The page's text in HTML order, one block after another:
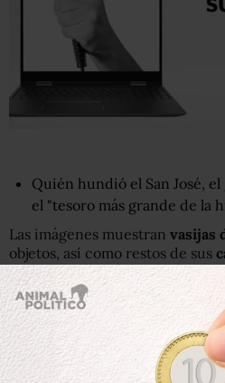
Quién hundió el San José,
el "tesoro más grande de la
Las imágenes muestran vasijas
objetos, así como restos de sus
¿Pero cómo se logró encontrar
hundió a más de
600 metros
botín y cerca de
600 hombres